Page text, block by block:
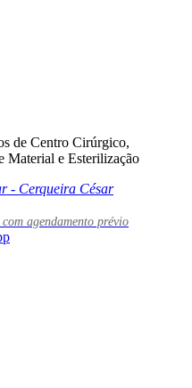
de Centro Cirúrgico,
Material e Esterilização
- Cerqueira César
agendamento prévio